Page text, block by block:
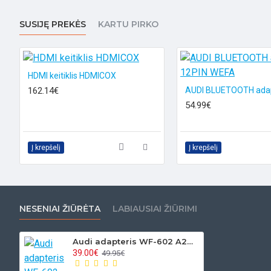
, Audi Navigation RNS-LOW (BNS 5.0)
Jeigu nerandate adapterio savo automobilio magnetolai
SUSIJĘ PREKĖS KARTU PIRKO
HDMI keitiklis HDMICOX
162.14€
Į krepšelį
54.99€
Į krepšelį
NESENIAI ŽIŪRĖTA LABIAUSIAI ŽIŪRIMI
Audi adapteris WF-602 A2DP Bluetooth 12PIN
39.00€ 49.95€